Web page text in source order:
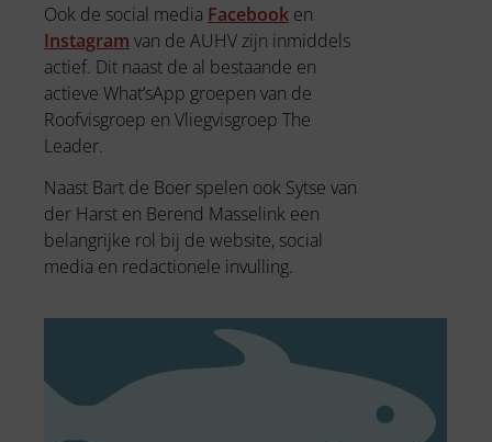
Ook de social media Facebook en
Instagram van de AUHV zijn inmiddels
actief. Dit naast de al bestaande en
actieve What’sApp groepen van de
Roofvisgroep en Vliegvisgroep The
Leader.
Naast Bart de Boer spelen ook Sytse van
der Harst en Berend Masselink een
belangrijke rol bij de website, social
media en redactionele invulling.